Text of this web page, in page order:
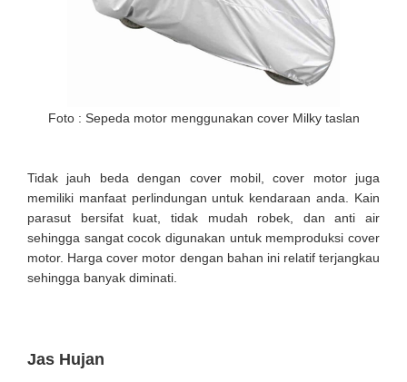
Foto : Sepeda motor menggunakan cover Milky taslan
Tidak jauh beda dengan cover mobil, cover motor juga
memiliki manfaat perlindungan untuk kendaraan anda. Kain
parasut bersifat kuat, tidak mudah robek, dan anti air
sehingga sangat cocok digunakan untuk memproduksi cover
motor. Harga cover motor dengan bahan ini relatif terjangkau
sehingga banyak diminati.
Jas Hujan